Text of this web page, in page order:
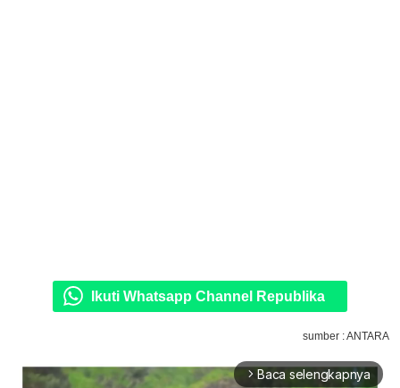
Ikuti Whatsapp Channel Republika
sumber : ANTARA
arrow_forward_ios Baca selengkapnya